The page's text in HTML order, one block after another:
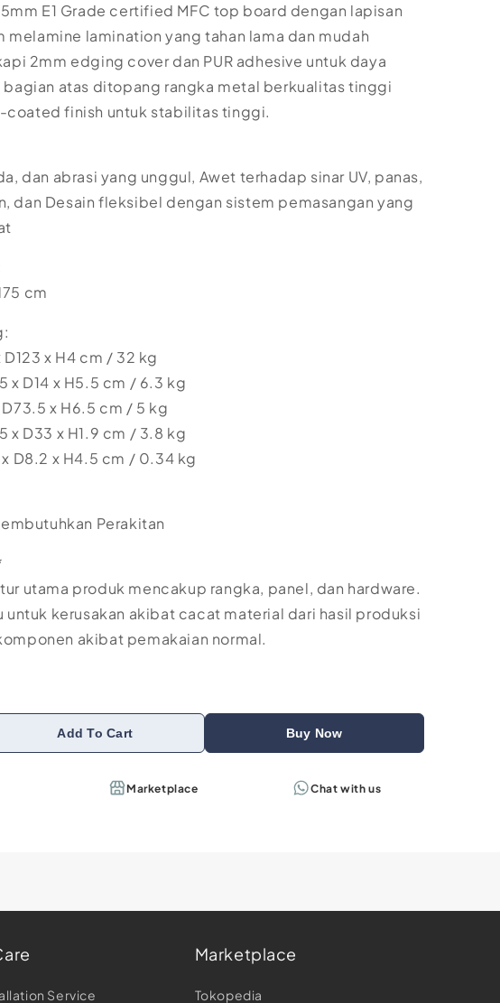
E1 Grade certified MFC top board dengan lapisan
melamine lamination yang tahan lama dan mudah
2mm edging cover dan PUR adhesive untuk daya
bagian atas ditopang rangka metal berkualitas tinggi
coated finish untuk stabilitas tinggi.
dan abrasi yang unggul, Awet terhadap sinar UV, panas,
dan Desain fleksibel dengan sistem pemasangan yang
cm
D123 x H4 cm / 32 kg
x D14 x H5.5 cm / 6.3 kg
x H6.5 cm / 5 kg
x D33 x H1.9 cm / 3.8 kg
D8.2 x H4.5 cm / 0.34 kg
Perakitan
utama produk mencakup rangka, panel, dan hardware.
untuk kerusakan akibat cacat material dari hasil produksi
akibat pemakaian normal.
Add To Cart Buy Now
Marketplace Chat with us
Service
Marketplace
Tokopedia